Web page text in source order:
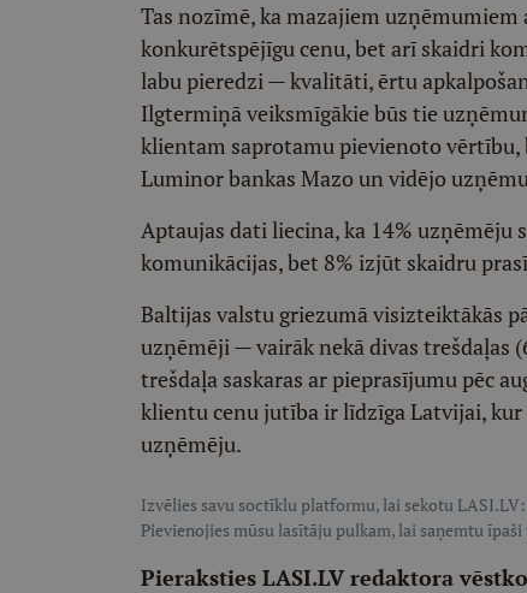
Tas nozīmē, ka mazajiem
konkurētspējīgu cenu, bet arī skaidri
labu pieredzi — kvalitāti, ērtu
Ilgtermiņā veiksmīgākie būs tie
klientam saprotamu pievienoto vērtību,
Luminor bankas Mazo un vidējo
Aptaujas dati liecina, ka 14% uzņēmēju
komunikācijas, bet 8% izjūt skaidru
Baltijas valstu griezumā visizteiktākās
uzņēmēji — vairāk nekā divas trešdaļas
trešdaļa saskaras ar pieprasījumu pēc
klientu cenu jutība ir līdzīga Latvijai,
uzņēmēju.
Izvēlies savu soctīklu platformu, lai sekotu LASI.LV:
Pievienojies mūsu lasītāju pulkam, lai saņemtu
Pieraksties LASI.LV redaktora